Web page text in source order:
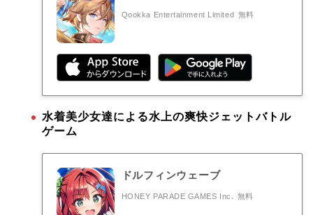
Qookka Entertainment Limited 無料
水着美少女達による水上の爽快ジェットバトル
ゲーム
ドルフィンウェーブ
HONEY PARADE GAMES Inc. 無料